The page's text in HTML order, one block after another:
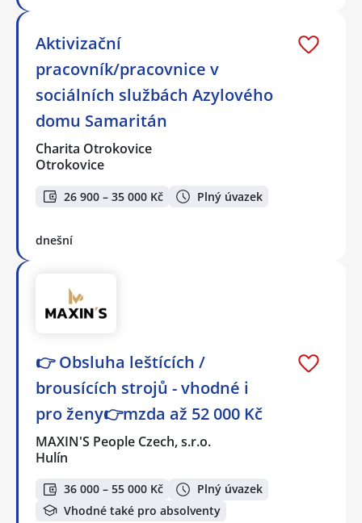
Aktivizační
pracovník/pracovnice v
sociálních službách Azylového
domu Samaritán
Charita Otrokovice
Otrokovice
26 900 – 35 000 Kč Plný úvazek
dnešní
👉 Obsluha leštících /
brousících strojů - vhodné i
pro ženy👉mzda až 52 000 Kč
MAXIN'S People Czech, s.r.o.
Hulín
36 000 – 55 000 Kč
Plný úvazek
Vhodné také pro absolventy